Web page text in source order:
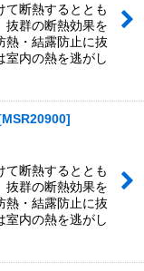
て断熱するととも
抜群の断熱効果を
熱・結露防止に抜
室内の熱を逃がし
MSR20900]
て断熱するととも
抜群の断熱効果を
熱・結露防止に抜
室内の熱を逃がし